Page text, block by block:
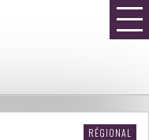
RÉGIONAL